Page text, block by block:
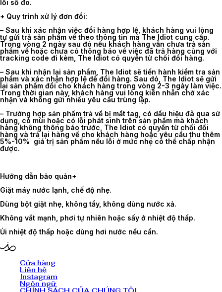
lỗi số đo.
+ Quy trình xử lý đơn đổi:
– Sau khi xác nhận việc đổi hàng hợp lệ, khách hàng vui lòng
tự gửi trả sản phẩm về theo thông tin mà The Idiot cung cấp.
Trong vòng 2 ngày sau đó nếu khách hàng vẫn chưa trả sản
phẩm về hoặc chưa có thông báo về việc đã trả hàng cùng với
tracking code đi kèm, The Idiot có quyền từ chối đổi hàng.
– Sau khi nhận lại sản phẩm, The Idiot sẽ tiến hành kiểm tra sản
phẩm và xác nhận hợp lệ để đổi hàng. Sau đó, The Idiot sẽ gửi
lại sản phẩm đổi cho khách hàng trong vòng 2-3 ngày làm việc.
Trong thời gian này, khách hàng vui lòng kiên nhẫn chờ xác
nhận và không gửi nhiều yêu cầu trùng lặp.
– Trường hợp sản phẩm trả về bị mất tag, có dấu hiệu đã qua sử
dụng, có mùi hoặc có lỗi phát sinh trên sản phẩm mà khách
hàng không thông báo trước, The Idiot có quyền từ chối đổi
hàng và trả lại hàng về cho khách hàng hoặc yêu cầu thu thêm
5%-10% giá trị sản phẩm nếu lỗi ở mức nhẹ có thể chấp nhận
được.
Hướng dẫn bảo quản+
Giặt máy nước lạnh, chế độ nhẹ.
Dùng bột giặt nhẹ, không tẩy, không dùng nước xả.
Không vắt mạnh, phơi tự nhiên hoặc sấy ở nhiệt độ thấp.
Ủi nhiệt độ thấp hoặc dùng hơi nước nếu cần.
Cửa hàng
Liên hệ
Instagram
Ngôn ngữ